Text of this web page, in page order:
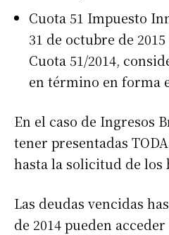
Cuota 51 Impuesto
31 de octubre de
Cuota 51/2014,
en término en forma
En el caso de Ingresos
tener presentadas
hasta la solicitud de los
Las deudas vencidas
de 2014 pueden